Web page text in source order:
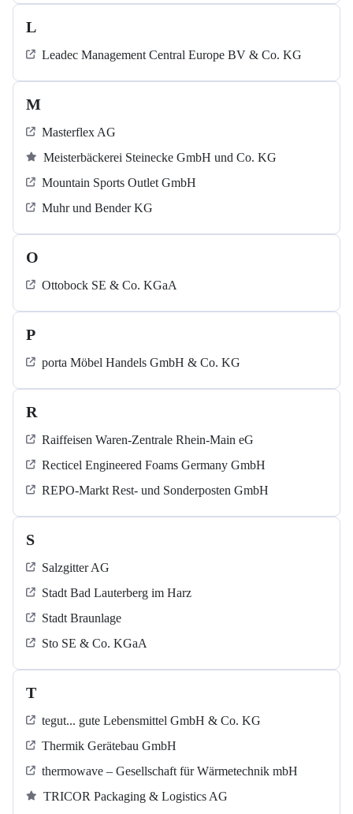
L
Leadec Management Central Europe BV & Co. KG
M
Masterflex AG
Meisterbäckerei Steinecke GmbH und Co. KG
Mountain Sports Outlet GmbH
Muhr und Bender KG
O
Ottobock SE & Co. KGaA
P
porta Möbel Handels GmbH & Co. KG
R
Raiffeisen Waren-Zentrale Rhein-Main eG
Recticel Engineered Foams Germany GmbH
REPO-Markt Rest- und Sonderposten GmbH
S
Salzgitter AG
Stadt Bad Lauterberg im Harz
Stadt Braunlage
Sto SE & Co. KGaA
T
tegut... gute Lebensmittel GmbH & Co. KG
Thermik Gerätebau GmbH
thermowave – Gesellschaft für Wärmetechnik mbH
TRICOR Packaging & Logistics AG